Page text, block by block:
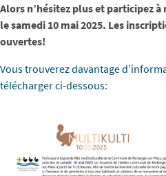
Alors n’hésitez plus et participez
le samedi 10 mai 2025. Les
ouvertes!
Vous trouverez davantage
télécharger ci-dessous: